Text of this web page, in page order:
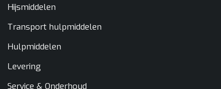
Hijsmiddelen
Transport hulpmiddelen
Hulpmiddelen
Levering
Service & Onderhoud